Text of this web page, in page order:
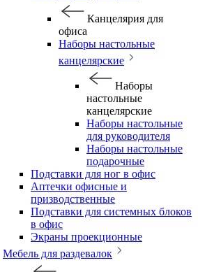
Канцелярия для
офиса
Наборы настольные
канцелярские
Наборы
настольные
канцелярские
Наборы настольные
для руководителя
Наборы настольные
подарочные
Подставки для ног в офис
Аптечки офисные и
призводственные
Подставки для системных блоков
в офис
Экраны проекционные
Мебель для раздевалок